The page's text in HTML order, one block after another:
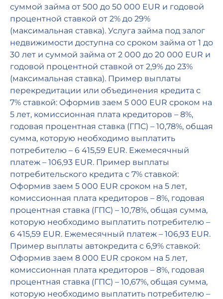
суммой займа от 500 до 50 000 EUR и годовой
процентной ставкой от 2% до 29%
(максимальная ставка). Услуга займа под залог
недвижимости доступна со сроком займа от 1 до
30 лет и суммой займа от 2 000 до 20 000 EUR и
годовой процентной ставкой от 2,9% до 23%
(максимальная ставка). Пример выплаты
перекредитации или объединения кредита с
7% ставкой: Оформив заем 5 000 EUR сроком на
5 лет, комиссионная плата кредиторов – 8%,
годовая процентная ставка (ГПС) – 10,78%, общая
сумма, которую необходимо выплатить
потребителю – 6 415,59 EUR. Ежемесячный
платеж – 106,93 EUR. Пример выплаты
потребительского кредита с 7% ставкой:
Оформив заем 5 000 EUR сроком на 5 лет,
комиссионная плата кредиторов – 8%, годовая
процентная ставка (ГПС) – 10,78%, общая сумма,
которую необходимо выплатить потребителю –
6 415,59 EUR. Ежемесячный платеж – 106,93 EUR.
Пример выплаты автокредита с 6,9% ставкой:
Оформив заем 8 000 EUR сроком на 5 лет,
комиссионная плата кредиторов – 8%, годовая
процентная ставка (ГПС) – 10,67%, общая сумма,
которую необходимо выплатить потребителю –